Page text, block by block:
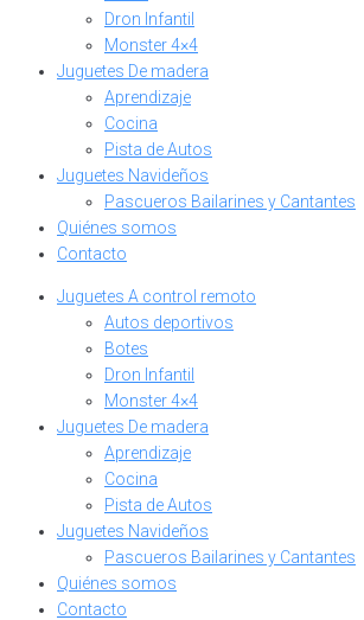
Dron Infantil
Monster 4×4
Juguetes De madera
Aprendizaje
Cocina
Pista de Autos
Juguetes Navideños
Pascueros Bailarines y Cantantes
Quiénes somos
Contacto
Juguetes A control remoto
Autos deportivos
Botes
Dron Infantil
Monster 4×4
Juguetes De madera
Aprendizaje
Cocina
Pista de Autos
Juguetes Navideños
Pascueros Bailarines y Cantantes
Quiénes somos
Contacto